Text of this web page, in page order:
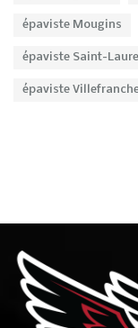
épaviste Mougins
épaviste Saint-
épaviste